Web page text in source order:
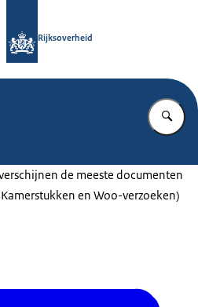
Rijksoverheid
de meeste documenten
en Woo-verzoeken)